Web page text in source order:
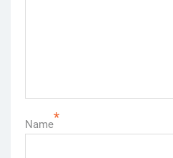
Name*